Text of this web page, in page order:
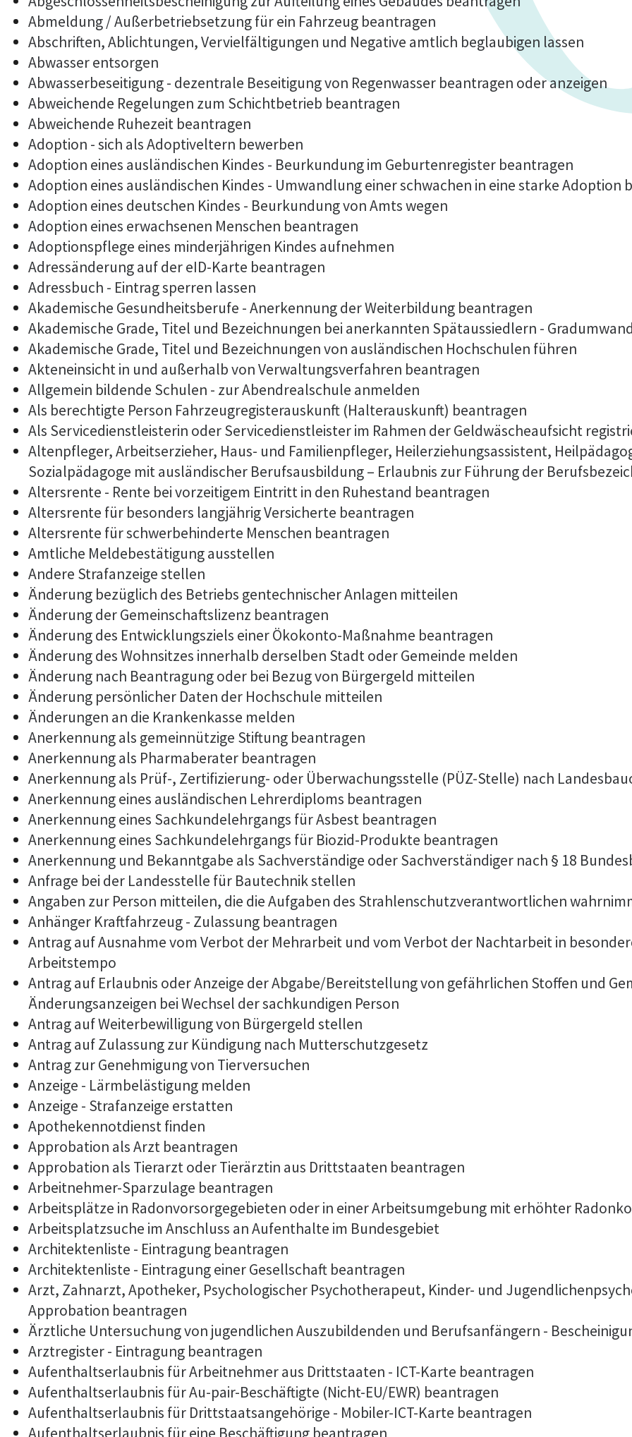
Abmeldung / Außerbetriebsetzung für ein Fahrzeug beantragen
Abschriften, Ablichtungen, Vervielfältigungen und Negative amtlich beglaubigen lassen
Abwasser entsorgen
Abwasserbeseitigung - dezentrale Beseitigung von Regenwasser beantragen oder anzeigen
Abweichende Regelungen zum Schichtbetrieb beantragen
Abweichende Ruhezeit beantragen
Adoption - sich als Adoptiveltern bewerben
Adoption eines ausländischen Kindes - Beurkundung im Geburtenregister beantragen
Adoption eines ausländischen Kindes - Umwandlung einer schwachen in eine starke Adoption
Adoption eines deutschen Kindes - Beurkundung von Amts wegen
Adoption eines erwachsenen Menschen beantragen
Adoptionspflege eines minderjährigen Kindes aufnehmen
Adressänderung auf der eID-Karte beantragen
Adressbuch - Eintrag sperren lassen
Akademische Gesundheitsberufe - Anerkennung der Weiterbildung beantragen
Akademische Grade, Titel und Bezeichnungen bei anerkannten Spätaussiedlern -
Akademische Grade, Titel und Bezeichnungen von ausländischen Hochschulen führen
Akteneinsicht in und außerhalb von Verwaltungsverfahren beantragen
Allgemein bildende Schulen - zur Abendrealschule anmelden
Als berechtigte Person Fahrzeugregisterauskunft (Halterauskunft) beantragen
Als Servicedienstleisterin oder Servicedienstleister im Rahmen der Geldwäscheaufsicht
Altenpfleger, Arbeitserzieher, Haus- und Familienpfleger, Heilerziehungsassistent,
Sozialpädagoge mit ausländischer Berufsausbildung – Erlaubnis zur Führung der
Altersrente - Rente bei vorzeitigem Eintritt in den Ruhestand beantragen
Altersrente für besonders langjährig Versicherte beantragen
Altersrente für schwerbehinderte Menschen beantragen
Amtliche Meldebestätigung ausstellen
Andere Strafanzeige stellen
Änderung bezüglich des Betriebs gentechnischer Anlagen mitteilen
Änderung der Gemeinschaftslizenz beantragen
Änderung des Entwicklungsziels einer Ökokonto-Maßnahme beantragen
Änderung des Wohnsitzes innerhalb derselben Stadt oder Gemeinde melden
Änderung nach Beantragung oder bei Bezug von Bürgergeld mitteilen
Änderung persönlicher Daten der Hochschule mitteilen
Änderungen an die Krankenkasse melden
Anerkennung als gemeinnützige Stiftung beantragen
Anerkennung als Pharmaberater beantragen
Anerkennung als Prüf-, Zertifizierung- oder Überwachungsstelle (PÜZ-Stelle) nach
Anerkennung eines ausländischen Lehrerdiploms beantragen
Anerkennung eines Sachkundelehrgangs für Asbest beantragen
Anerkennung eines Sachkundelehrgangs für Biozid-Produkte beantragen
Anerkennung und Bekanntgabe als Sachverständige oder Sachverständiger nach § 18
Anfrage bei der Landesstelle für Bautechnik stellen
Angaben zur Person mitteilen, die die Aufgaben des Strahlenschutzverantwortlichen
Anhänger Kraftfahrzeug - Zulassung beantragen
Antrag auf Ausnahme vom Verbot der Mehrarbeit und vom Verbot der Nachtarbeit in
Arbeitstempo
Antrag auf Erlaubnis oder Anzeige der Abgabe/Bereitstellung von gefährlichen Stoffen und
Änderungsanzeigen bei Wechsel der sachkundigen Person
Antrag auf Weiterbewilligung von Bürgergeld stellen
Antrag auf Zulassung zur Kündigung nach Mutterschutzgesetz
Antrag zur Genehmigung von Tierversuchen
Anzeige - Lärmbelästigung melden
Anzeige - Strafanzeige erstatten
Apothekennotdienst finden
Approbation als Arzt beantragen
Approbation als Tierarzt oder Tierärztin aus Drittstaaten beantragen
Arbeitnehmer-Sparzulage beantragen
Arbeitsplätze in Radonvorsorgegebieten oder in einer Arbeitsumgebung mit erhöhter
Arbeitsplatzsuche im Anschluss an Aufenthalte im Bundesgebiet
Architektenliste - Eintragung beantragen
Architektenliste - Eintragung einer Gesellschaft beantragen
Arzt, Zahnarzt, Apotheker, Psychologischer Psychotherapeut, Kinder- und
Approbation beantragen
Ärztliche Untersuchung von jugendlichen Auszubildenden und Berufsanfängern -
Arztregister - Eintragung beantragen
Aufenthaltserlaubnis für Arbeitnehmer aus Drittstaaten - ICT-Karte beantragen
Aufenthaltserlaubnis für Au-pair-Beschäftigte (Nicht-EU/EWR) beantragen
Aufenthaltserlaubnis für Drittstaatsangehörige - Mobiler-ICT-Karte beantragen
Aufenthaltserlaubnis für eine Beschäftigung beantragen